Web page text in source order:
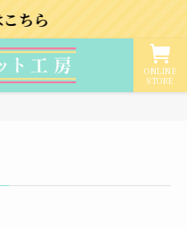
ONLINE
STORE